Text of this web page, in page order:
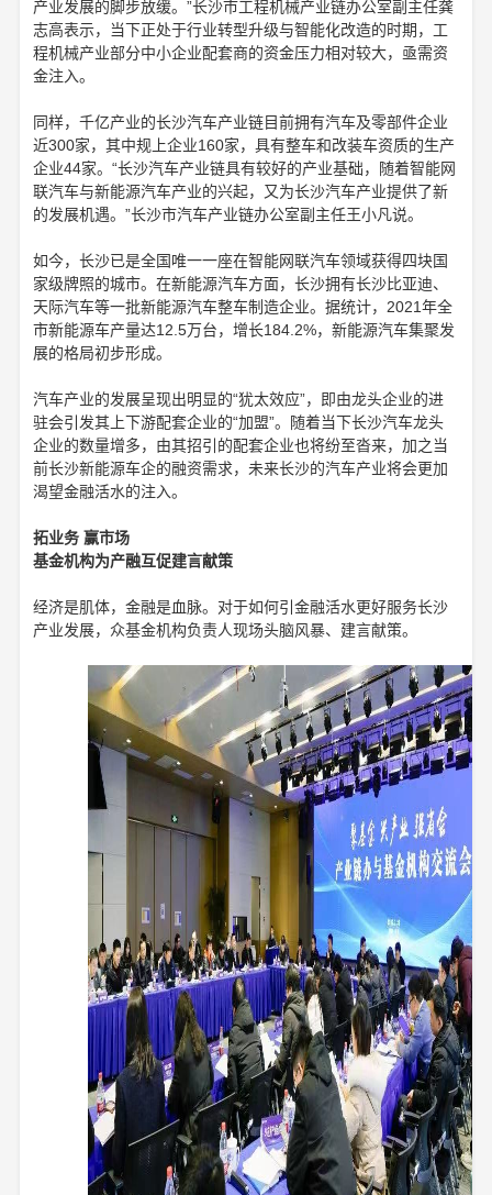
产业发展的脚步放缓。”长沙市工程机械产业链办公室副主任龚
志高表示，当下正处于行业转型升级与智能化改造的时期，工
程机械产业部分中小企业配套商的资金压力相对较大，亟需资
金注入。
同样，千亿产业的长沙汽车产业链目前拥有汽车及零部件企业
近300家，其中规上企业160家，具有整车和改装车资质的生产
企业44家。“长沙汽车产业链具有较好的产业基础，随着智能网
联汽车与新能源汽车产业的兴起，又为长沙汽车产业提供了新
的发展机遇。”长沙市汽车产业链办公室副主任王小凡说。
如今，长沙已是全国唯一一座在智能网联汽车领域获得四块国
家级牌照的城市。在新能源汽车方面，长沙拥有长沙比亚迪、
天际汽车等一批新能源汽车整车制造企业。据统计，2021年全
市新能源车产量达12.5万台，增长184.2%，新能源汽车集聚发
展的格局初步形成。
汽车产业的发展呈现出明显的“犹太效应”，即由龙头企业的进
驻会引发其上下游配套企业的“加盟”。随着当下长沙汽车龙头
企业的数量增多，由其招引的配套企业也将纷至沓来，加之当
前长沙新能源车企的融资需求，未来长沙的汽车产业将会更加
渴望金融活水的注入。
拓业务 赢市场
基金机构为产融互促建言献策
经济是肌体，金融是血脉。对于如何引金融活水更好服务长沙
产业发展，众基金机构负责人现场头脑风暴、建言献策。